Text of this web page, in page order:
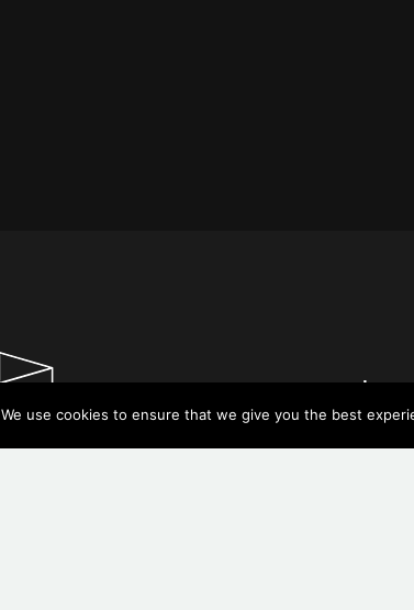
We use cookies to ensure that we give you the best